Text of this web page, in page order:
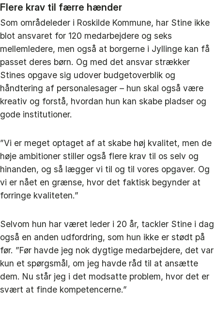
Flere krav til færre hænder
Som områdeleder i Roskilde Kommune, har Stine ikke
blot ansvaret for 120 medarbejdere og seks
mellemledere, men også at borgerne i Jyllinge kan få
passet deres børn. Og med det ansvar strækker
Stines opgave sig udover budgetoverblik og
håndtering af personalesager – hun skal også være
kreativ og forstå, hvordan hun kan skabe pladser og
gode institutioner.
”Vi er meget optaget af at skabe høj kvalitet, men de
høje ambitioner stiller også flere krav til os selv og
hinanden, og så lægger vi til og til vores opgaver. Og
vi er nået en grænse, hvor det faktisk begynder at
forringe kvaliteten.”
Selvom hun har været leder i 20 år, tackler Stine i dag
også en anden udfordring, som hun ikke er stødt på
før. ”Før havde jeg nok dygtige medarbejdere, det var
kun et spørgsmål, om jeg havde råd til at ansætte
dem. Nu står jeg i det modsatte problem, hvor det er
svært at finde kompetencerne.”